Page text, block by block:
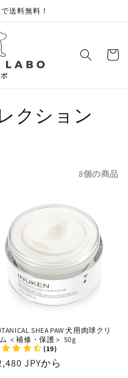
送料無料！
ー
クション
8個の商品
SHEA PAW 犬用肉球クリ
＜補修・保護＞ 50g
(19)
JPYから